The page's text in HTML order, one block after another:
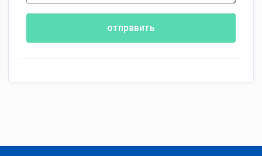
отправить